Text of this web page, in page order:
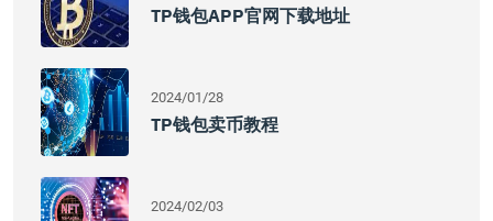
TP钱包APP官网下载地址
2024/01/28
TP钱包卖币教程
2024/02/03